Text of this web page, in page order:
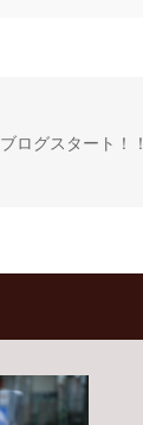
ブログスタート！！